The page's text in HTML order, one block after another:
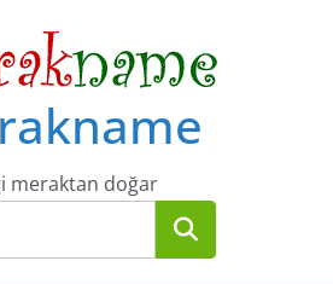
meraktan doğar